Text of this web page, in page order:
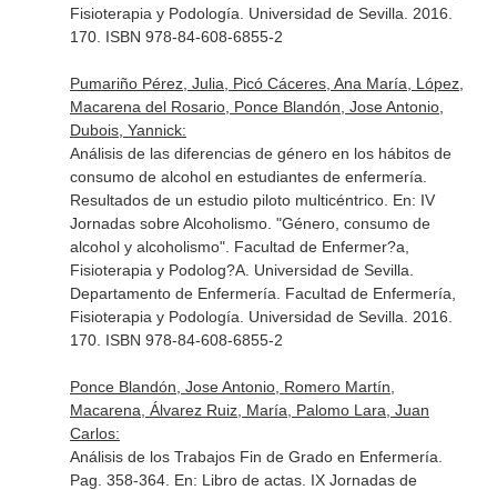
Fisioterapia y Podología. Universidad de Sevilla. 2016.
170. ISBN 978-84-608-6855-2
Pumariño Pérez, Julia, Picó Cáceres, Ana María, López,
Macarena del Rosario, Ponce Blandón, Jose Antonio,
Dubois, Yannick:
Análisis de las diferencias de género en los hábitos de
consumo de alcohol en estudiantes de enfermería.
Resultados de un estudio piloto multicéntrico. En: IV
Jornadas sobre Alcoholismo. "Género, consumo de
alcohol y alcoholismo". Facultad de Enfermer?a,
Fisioterapia y Podolog?A. Universidad de Sevilla.
Departamento de Enfermería. Facultad de Enfermería,
Fisioterapia y Podología. Universidad de Sevilla. 2016.
170. ISBN 978-84-608-6855-2
Ponce Blandón, Jose Antonio, Romero Martín,
Macarena, Álvarez Ruiz, María, Palomo Lara, Juan
Carlos:
Análisis de los Trabajos Fin de Grado en Enfermería.
Pag. 358-364. En: Libro de actas. IX Jornadas de